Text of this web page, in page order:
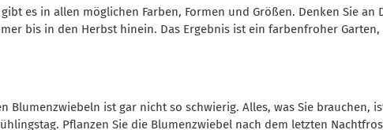
es in allen möglichen Farben, Formen und Größen. Denken Sie an
bis in den Herbst hinein. Das Ergebnis ist ein farbenfroher
Blumenzwiebeln ist gar nicht so schwierig. Alles, was Sie brauchen,
Pflanzen Sie die Blumenzwiebel nach dem letzten